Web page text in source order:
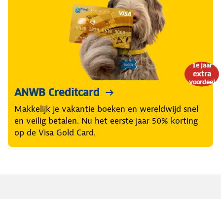
1e jaar
extra
voordeel
ANWB Creditcard
Makkelijk je vakantie boeken en wereldwijd snel
en veilig betalen. Nu het eerste jaar 50% korting
op de Visa Gold Card.